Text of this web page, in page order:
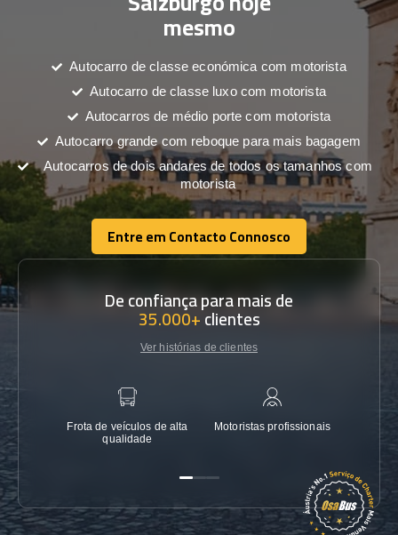
mesmo
Autocarro de classe económica com motorista
Autocarro de classe luxo com motorista
Autocarros de médio porte com motorista
Autocarro grande com reboque para mais bagagem
Autocarros de dois andares de todos os tamanhos com
motorista
Entre em Contacto Connosco
Entre em Contacto Connosco
De confiança para mais de
35.000+clientes
Ver histórias de clientes
Frota de veículos de alta
qualidade
Motoristas profissionais